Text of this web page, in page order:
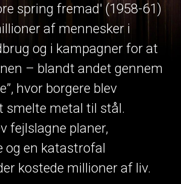
spring fremad' (1958-61)
af mennesker i
og i kampagner for at
– blandt andet gennem
hvor borgere blev
smelte metal til stål.
fejlslagne planer,
og en katastrofal
kostede millioner af liv.